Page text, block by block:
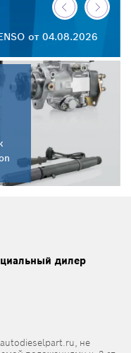
от 04.08.2026
дилер
не